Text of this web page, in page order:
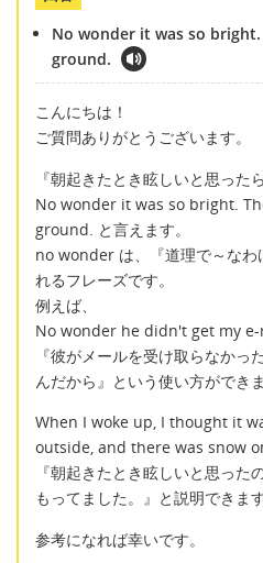
No wonder it was so
ground.
こんにちは！
ご質問ありがとうございます。
『朝起きたとき眩しいと思った
No wonder it was so bright.
ground. と言えます。
no wonder は、『道理で～なわ
れるフレーズです。
例えば、
No wonder he didn't get my
『彼がメールを受け取らなかっ
んだから』という使い方ができ
When I woke up, I thought it
outside, and there was snow
『朝起きたとき眩しいと思っ
もってました。』と説明できます
参考になれば幸いです。